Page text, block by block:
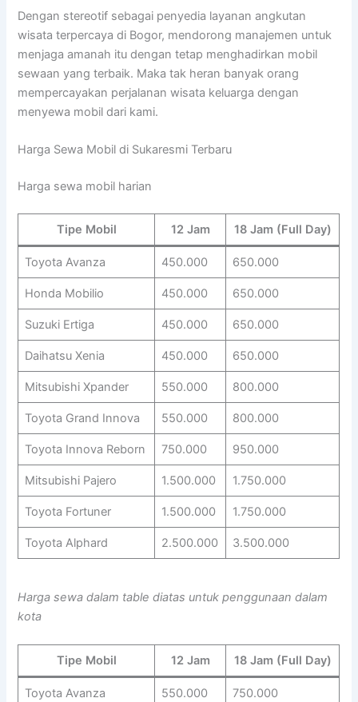
Dengan stereotif sebagai penyedia layanan angkutan
wisata terpercaya di Bogor, mendorong manajemen untuk
menjaga amanah itu dengan tetap menghadirkan mobil
sewaan yang terbaik. Maka tak heran banyak orang
mempercayakan perjalanan wisata keluarga dengan
menyewa mobil dari kami.
Harga Sewa Mobil di Sukaresmi Terbaru
Harga sewa mobil harian
Tipe Mobil 12 Jam 18 Jam (Full Day)
Toyota Avanza 450.000 650.000
Honda Mobilio 450.000 650.000
Suzuki Ertiga 450.000 650.000
Daihatsu Xenia 450.000 650.000
Mitsubishi Xpander 550.000 800.000
Toyota Grand Innova 550.000 800.000
Toyota Innova Reborn 750.000 950.000
Mitsubishi Pajero 1.500.000 1.750.000
Toyota Fortuner 1.500.000 1.750.000
Toyota Alphard 2.500.000 3.500.000
Harga sewa dalam table diatas untuk penggunaan dalam
kota
Tipe Mobil 12 Jam 18 Jam (Full Day)
Toyota Avanza 550.000 750.000